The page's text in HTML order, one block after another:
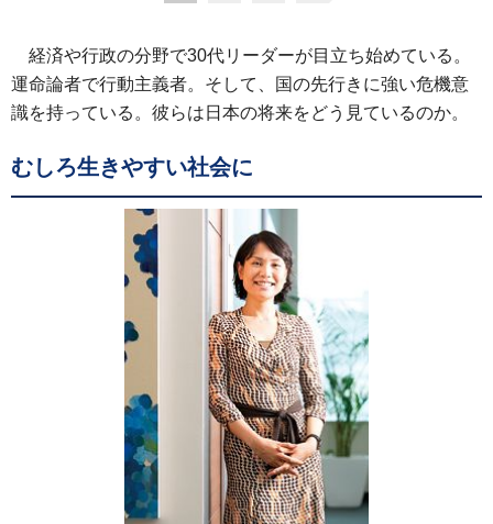
経済や行政の分野で30代リーダーが目立ち始めている。
運命論者で行動主義者。そして、国の先行きに強い危機意
識を持っている。彼らは日本の将来をどう見ているのか。
むしろ生きやすい社会に